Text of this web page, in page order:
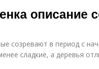
описание
созревают в период с
сладкие, а деревья